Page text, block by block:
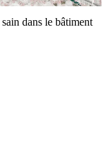
dans le bâtiment